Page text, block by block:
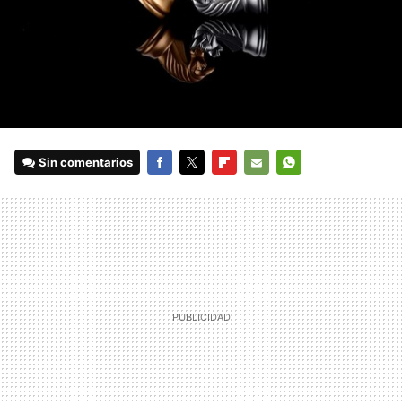
Sin comentarios
MAIL